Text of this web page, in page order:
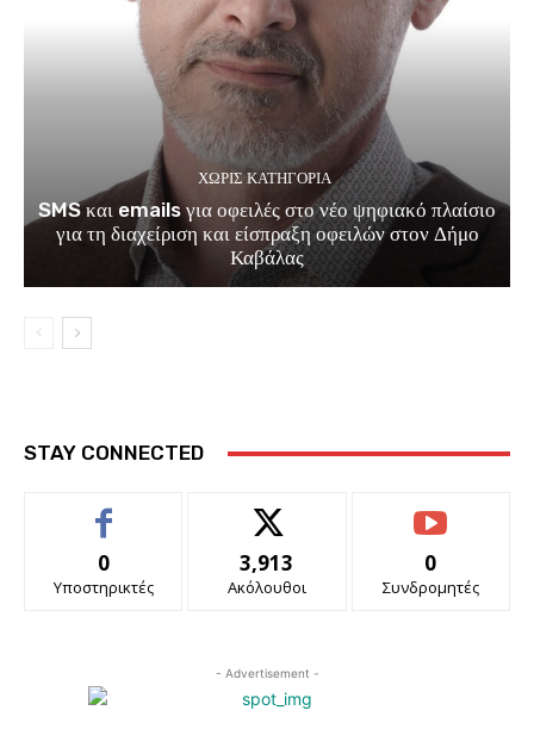
ΧΩΡΊΣ ΚΑΤΗΓΟΡΊΑ
SMS και emails για οφειλές στο νέο ψηφιακό πλαίσιο
για τη διαχείριση και είσπραξη οφειλών στον Δήμο
Καβάλας
STAY CONNECTED
0
Υποστηρικτές
3,913
Ακόλουθοι
0
Συνδρομητές
- Advertisement -